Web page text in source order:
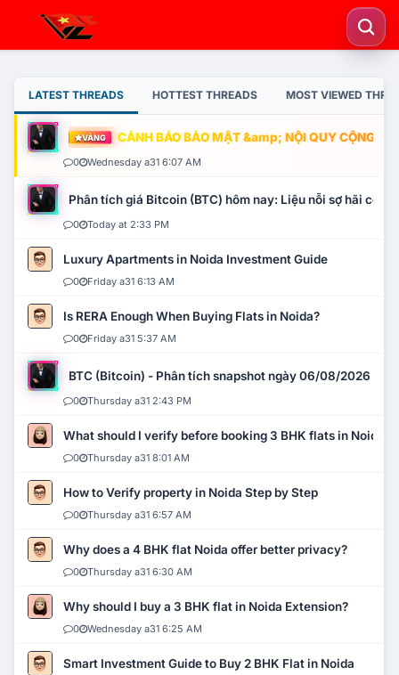
LATEST THREADS HOTTEST THREADS MOST VIEWED
VÀNG CẢNH BÁO BẢO MẬT &amp; NỘI QUY CỘNG
0 Wednesday a31 6:07 AM
Phân tích giá Bitcoin (BTC) hôm nay: Liệu nỗi sợ hãi có
0 Today at 2:33 PM
Luxury Apartments in Noida Investment Guide
0 Friday a31 6:13 AM
Is RERA Enough When Buying Flats in Noida?
0 Friday a31 5:37 AM
BTC (Bitcoin) - Phân tích snapshot ngày 06/08/2026
0 Thursday a31 2:43 PM
What should I verify before booking 3 BHK flats in Noida?
0 Thursday a31 8:01 AM
How to Verify property in Noida Step by Step
0 Thursday a31 6:57 AM
Why does a 4 BHK flat Noida offer better privacy?
0 Thursday a31 6:30 AM
Why should I buy a 3 BHK flat in Noida Extension?
0 Wednesday a31 6:25 AM
Smart Investment Guide to Buy 2 BHK Flat in Noida